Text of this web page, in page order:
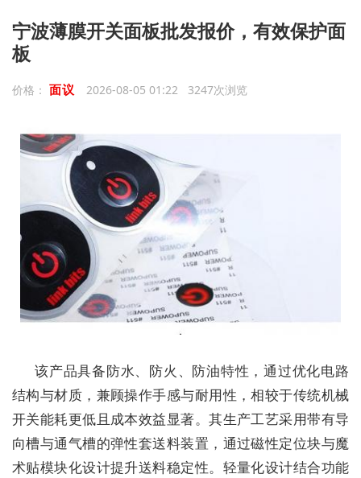
宁波薄膜开关面板批发报价，有效保护面
板
价格： 面议 2026-08-05 01:22 3247次浏览
该产品具备防水、防火、防油特性，通过优化电路
结构与材质，兼顾操作手感与耐用性，相较于传统机械
开关能耗更低且成本效益显著。其生产工艺采用带有导
向槽与通气槽的弹性套送料装置，通过磁性定位块与魔
术贴模块化设计提升送料稳定性。轻量化设计结合功能